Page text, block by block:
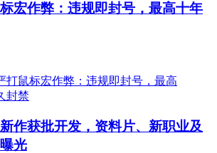
宏作弊：违规即封号，最高十年
作获批开发，资料片、新职业及
光